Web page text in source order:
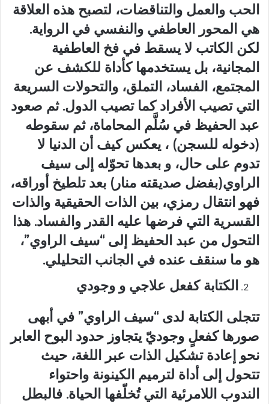
الحب والعمل والتناقضات، لتصبح هذه العلاقة
هي المحور العاطفي والنفسي في الرواية.
لكن الكاتب لا يسقط في فخ العاطفية
المجانية، بل يستخدمها كأداة للكشف عن
المجتمع، الفساد، التملق، والتحولات السريعة
التي تصيب الأفراد كما تصيب الدول. ثم صعود
عبد الحفيظ في سُلَّم المحاماة، ثم سقوطه
(دخوله للسجن) ، يعكس كيف أن الدنيا لا
تدوم على حال، و بعدها تحوّله إلى سيف
الراوي(بفضل صديقته منار) بعد تلطيخ أوراقه،
فهو انتقال رمزي، بين الذات الحقيقية والذات
القسرية التي فرضها عليه القدر والفساد. هذا
التحول من عبد الحفيظ إلى “سيف الراوي”،
هو ما سنقف عنده في الجانب التحليلي.
الكتابة كفعل علاجي و وجودي
تتجلى الكتابة لدى “سيف الراوي” في أبهى
صورها كفعلٍ وجوديّ يتجاوز حدود البوح العابر
نحو إعادة تشكيل الذات عبر اللغة، حيث
تتحول إلى أداة لترميم الكينونة واحتواء
الندوب اللامرئية التي تُخلّفها الحياة. فالبطل